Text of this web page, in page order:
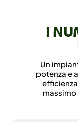
I
Un
potenza e